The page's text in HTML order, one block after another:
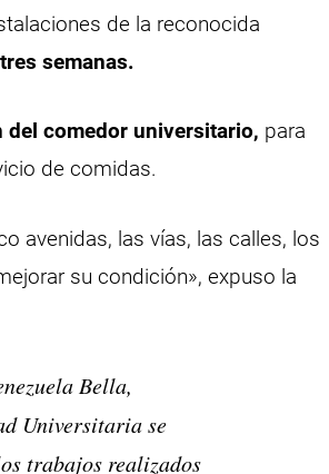
de la reconocida
tres semanas.
del comedor universitario, para
de comidas.
avenidas, las vías, las calles, los
su condición», expuso la
Bella,
Universitaria se
trabajos realizados